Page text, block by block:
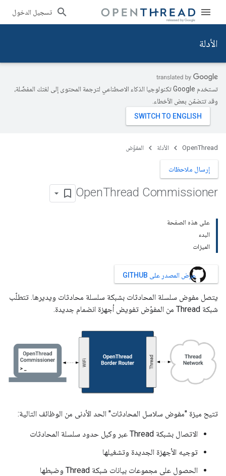
تسجيل الدخول
الأدلة
تستخدم Google تكنولوجيا الذكاء الاصطناعي لترجمة المحتوى إلى لغتك المفضّلة،
وقد تتضمّن بعض الأخطاء.
OpenThread الأدلة المفوّض
إرسال ملاحظات
OpenThread Commissioner
على هذه الصفحة
البدء
الميزات
عرض المصدر على GITHUB
يتصل مفوض سلسلة المحادثات بشبكة سلسلة محادثات ويديرها. تتطلّب
شبكة Thread من المفوّض تفويض أجهزة انضمام جديدة.
تتيح ميزة "مفوض سلاسل المحادثات" الحد الأدنى من الوظائف التالية:
الاتصال بشبكة Thread عبر وكيل حدود سلسلة المحادثات
توجيه الأجهزة الجديدة وتشغيلها
الحصول على مجموعات بيانات شبكة Thread وضبطها